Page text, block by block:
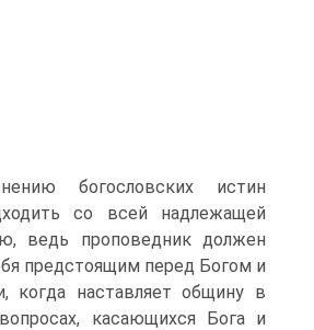
богословских истин
со всей надлежащей
ведь проповедник должен
предстоящим перед Богом и
когда наставляет общину в
касающихся Бога и